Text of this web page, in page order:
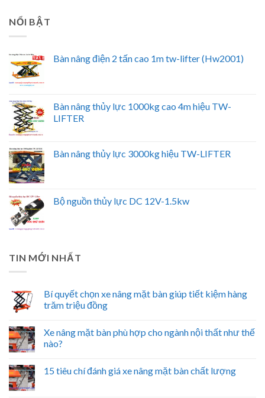
NỔI BẬT
Bàn nâng điện 2 tấn cao 1m tw-lifter (Hw2001)
Bàn nâng thủy lực 1000kg cao 4m hiệu TW-
LIFTER
Bàn nâng thủy lực 3000kg hiệu TW-LIFTER
Bộ nguồn thủy lực DC 12V-1.5kw
TIN MỚI NHẤT
Bí quyết chọn xe nâng mặt bàn giúp tiết kiệm hàng
trăm triệu đồng
Xe nâng mặt bàn phù hợp cho ngành nội thất như thế
nào?
15 tiêu chí đánh giá xe nâng mặt bàn chất lượng